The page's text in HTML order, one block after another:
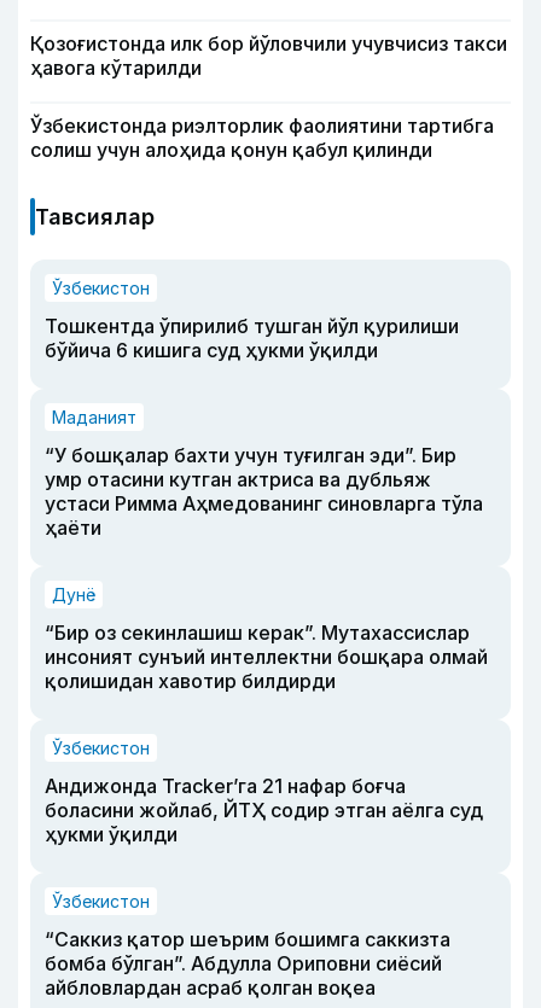
Қозоғистонда илк бор йўловчили учувчисиз такси
ҳавога кўтарилди
Ўзбекистонда риэлторлик фаолиятини тартибга
солиш учун алоҳида қонун қабул қилинди
Тавсиялар
Ўзбекистон
Тошкентда ўпирилиб тушган йўл қурилиши
бўйича 6 кишига суд ҳукми ўқилди
Маданият
“У бошқалар бахти учун туғилган эди”. Бир
умр отасини кутган актриса ва дубльяж
устаси Римма Аҳмедованинг синовларга тўла
ҳаёти
Дунё
“Бир оз секинлашиш керак”. Мутахассислар
инсоният сунъий интеллектни бошқара олмай
қолишидан хавотир билдирди
Ўзбекистон
Андижонда Tracker’га 21 нафар боғча
боласини жойлаб, ЙТҲ содир этган аёлга суд
ҳукми ўқилди
Ўзбекистон
“Саккиз қатор шеърим бошимга саккизта
бомба бўлган”. Абдулла Ориповни сиёсий
айбловлардан асраб қолган воқеа